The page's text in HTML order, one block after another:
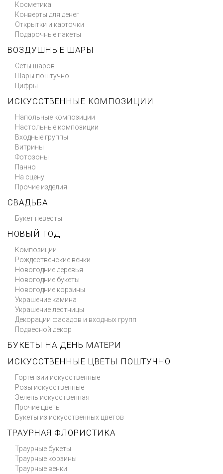
Косметика
Конверты для денег
Открытки и карточки
Подарочные пакеты
ВОЗДУШНЫЕ ШАРЫ
Сеты шаров
Шары поштучно
Цифры
ИСКУССТВЕННЫЕ КОМПОЗИЦИИ
Напольные композиции
Настольные композиции
Входные группы
Витрины
Фотозоны
Панно
На сцену
Прочие изделия
СВАДЬБА
Букет невесты
НОВЫЙ ГОД
Композиции
Рождественские венки
Новогодние деревья
Новогодние букеты
Новогодние корзины
Украшение камина
Украшение лестницы
Декорации фасадов и входных групп
Подвесной декор
БУКЕТЫ НА ДЕНЬ МАТЕРИ
ИСКУССТВЕННЫЕ ЦВЕТЫ ПОШТУЧНО
Гортензии искусственные
Розы искусственные
Зелень искусственная
Прочие цветы
Букеты из искусственных цветов
ТРАУРНАЯ ФЛОРИСТИКА
Траурные букеты
Траурные корзины
Траурные венки